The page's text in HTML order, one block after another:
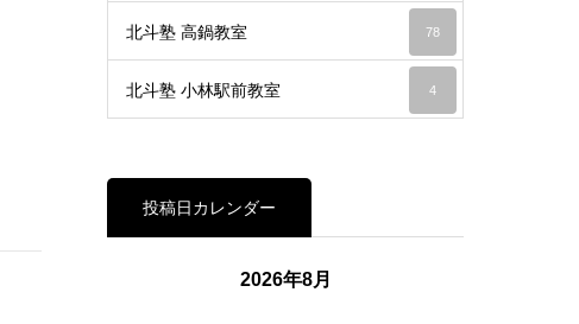
北斗塾 高鍋教室 78
北斗塾 小林駅前教室 4
投稿日カレンダー
2026年8月